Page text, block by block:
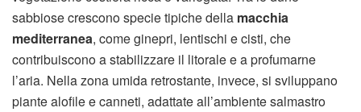
sabbiose crescono specie tipiche della macchia
mediterranea, come ginepri, lentischi e cisti, che
contribuiscono a stabilizzare il litorale e a profumarne
l’aria. Nella zona umida retrostante, invece, si sviluppano
piante alofile e canneti, adattate all’ambiente salmastro